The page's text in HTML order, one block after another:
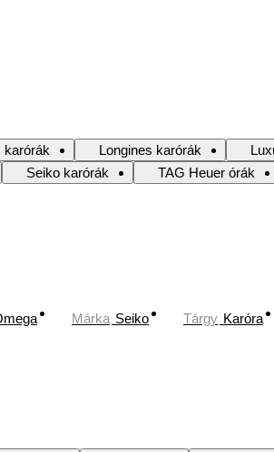
karórák Longines karórák
Seiko karórák TAG Heuer órák
Márka Seiko Tárgy Karóra